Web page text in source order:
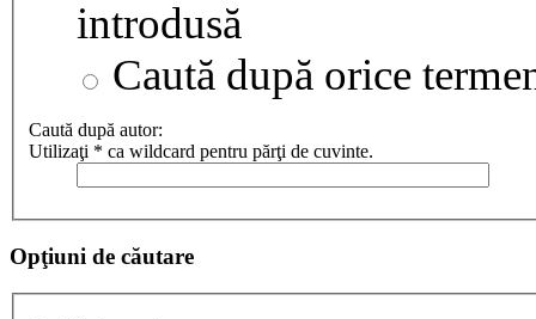
introdusă
Caută după orice
Caută după autor:
Utilizaţi * ca wildcard pentru părţi de cuvinte.
Opţiuni de căutare